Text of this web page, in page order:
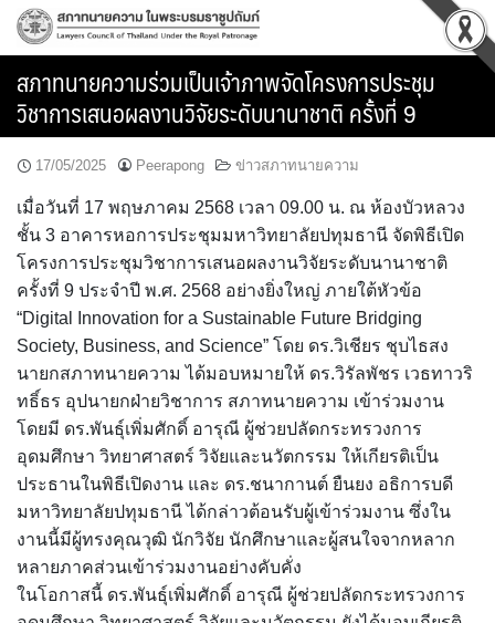
Skip
สภาทนายความร่วมเป็นเจ้าภาพจัดโครงการประชุม
วิชาการเสนอผลงานวิจัยระดับนานาชาติ ครั้งที่ 9
17/05/2025 Peerapong ข่าวสภาทนายความ
เมื่อวันที่ 17 พฤษภาคม 2568 เวลา 09.00 น. ณ ห้องบัวหลวง
ชั้น 3 อาคารหอการประชุมมหาวิทยาลัยปทุมธานี จัดพิธีเปิด
โครงการประชุมวิชาการเสนอผลงานวิจัยระดับนานาชาติ
ครั้งที่ 9 ประจำปี พ.ศ. 2568 อย่างยิ่งใหญ่ ภายใต้หัวข้อ
“Digital Innovation for a Sustainable Future Bridging
Society, Business, and Science” โดย ดร.วิเชียร ชุบไธสง
นายกสภาทนายความ ได้มอบหมายให้ ดร.วิรัลพัชร เวธทาวริ
ทธิ์ธร อุปนายกฝ่ายวิชาการ สภาทนายความ เข้าร่วมงาน
โดยมี ดร.พันธุ์เพิ่มศักดิ์ อารุณี ผู้ช่วยปลัดกระทรวงการ
อุดมศึกษา วิทยาศาสตร์ วิจัยและนวัตกรรม ให้เกียรติเป็น
ประธานในพิธีเปิดงาน และ ดร.ชนากานต์ ยืนยง อธิการบดี
มหาวิทยาลัยปทุมธานี ได้กล่าวต้อนรับผู้เข้าร่วมงาน ซึ่งใน
งานนี้มีผู้ทรงคุณวุฒิ นักวิจัย นักศึกษาและผู้สนใจจากหลาก
หลายภาคส่วนเข้าร่วมงานอย่างคับคั่ง
ในโอกาสนี้ ดร.พันธุ์เพิ่มศักดิ์ อารุณี ผู้ช่วยปลัดกระทรวงการ